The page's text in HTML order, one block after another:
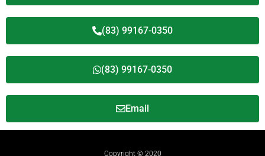
(83) 99167-0350
(83) 99167-0350
Email
Copyright © 2020